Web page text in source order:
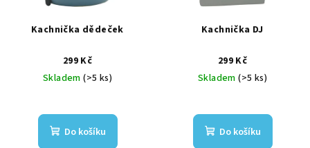
Kachnička dědeček
299 Kč
Skladem(>5 ks)
Do košíku
Kachnička DJ
299 Kč
Skladem(>5 ks)
Do košíku